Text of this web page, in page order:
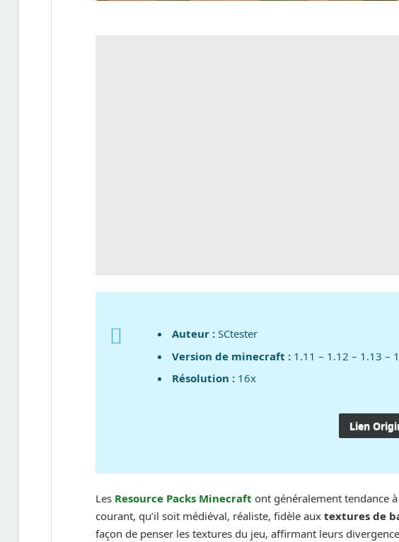
Auteur : SCtester
Version de minecraft : 1.11 – 1.12 – 1.13 –
Résolution : 16x
Lien
Les Resource Packs Minecraft ont généralement tendance
courant, qu’il soit médiéval, réaliste, fidèle auxtextures de
façon de penser les textures du jeu, affirmant leurs